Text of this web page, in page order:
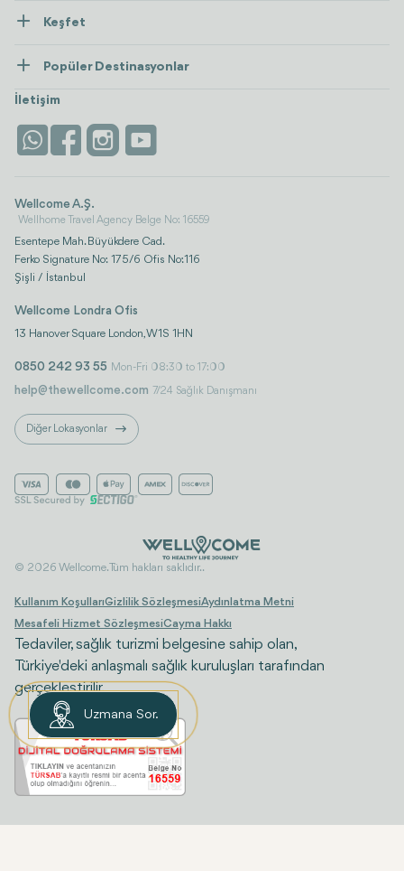
İletişim
Keşfet
Wellness
Konaklama
Life Platform
Popüler Destinasyonlar
Tümünü Gör
İstanbul
İletişim
Wellcome A.Ş.
Wellhome Travel Agency Belge No: 16559
Esentepe Mah. Büyükdere Cad.
Ferko Signature No: 175/6 Ofis No:116
Şişli / İstanbul
Wellcome Londra Ofis
13 Hanover Square London, W1S 1HN
0850 242 93 55 Mon-Fri 08:30 to 17:00
help@thewellcome.com 7/24 Sağlık Danışmanı
Diğer Lokasyonlar
© 2026 Wellcome. Tüm hakları saklıdır..
Kullanım KoşullarıGizlilik SözleşmesiAydınlatma Metni
Mesafeli Hizmet SözleşmesiCayma Hakkı
Tedaviler, sağlık turizmi belgesine sahip olan,
Türkiye'deki anlaşmalı sağlık kuruluşları tarafından
gerçekleştirilir.
Uzmana Sor.